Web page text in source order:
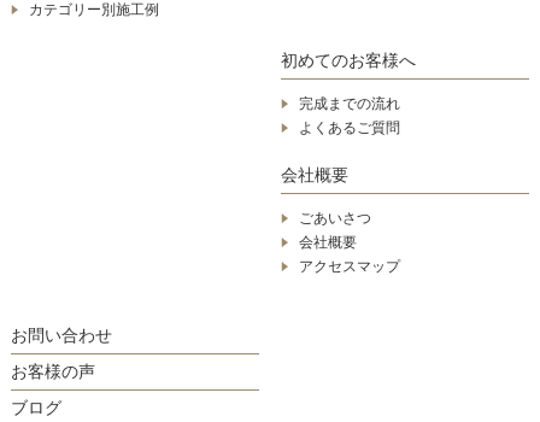
カテゴリー別施工例
初めてのお客様へ
完成までの流れ
よくあるご質問
会社概要
ごあいさつ
会社概要
アクセスマップ
お問い合わせ
お客様の声
ブログ